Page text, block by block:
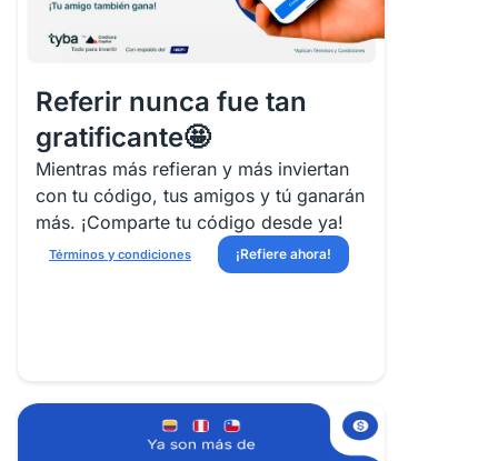
Referir nunca fue tan
gratificante🤩
Mientras más refieran y más inviertan
con tu código, tus amigos y tú ganarán
más. ¡Comparte tu código desde ya!
Términos y condiciones ¡Refiere ahora!